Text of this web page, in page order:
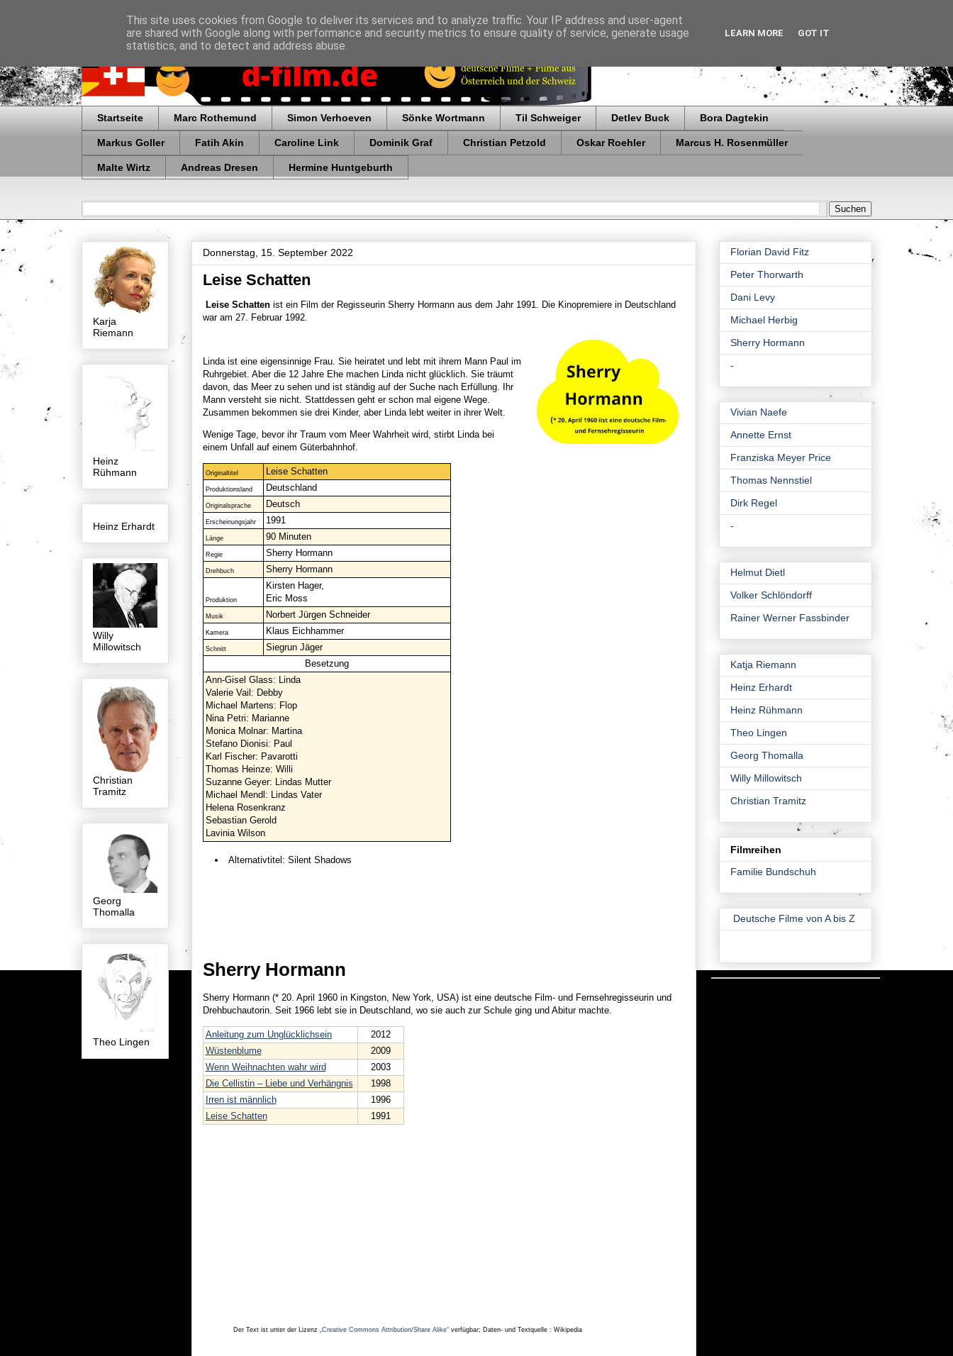
Startseite Marc Rothemund Simon Verhoeven Sönke Wortmann Til Schweiger Detlev Buck Bora Dagtekin
Markus Goller Fatih Akin Caroline Link Dominik Graf Christian Petzold Oskar Roehler Marcus H. Rosenmüller
Malte Wirtz Andreas Dresen Hermine Huntgeburth
Donnerstag, 15. September 2022
Leise Schatten
Leise Schattenist ein Film der Regisseurin Sherry Hormann aus dem Jahr 1991. Die Kinopremiere in Deutschland
war am 27. Februar 1992.
Linda ist eine eigensinnige Frau. Sie heiratet und lebt mit ihrem Mann Paul im
Ruhrgebiet. Aber die 12 Jahre Ehe machen Linda nicht glücklich. Sie träumt
davon, das Meer zu sehen und ist ständig auf der Suche nach Erfüllung. Ihr
Mann versteht sie nicht. Stattdessen geht er schon mal eigene Wege.
Zusammen bekommen sie drei Kinder, aber Linda lebt weiter in ihrer Welt.
Wenige Tage, bevor ihr Traum vom Meer Wahrheit wird, stirbt Linda bei
einem Unfall auf einem Güterbahnhof.
Originaltitel Leise Schatten
Produktionsland Deutschland
Originalsprache Deutsch
Erscheinungsjahr 1991
Länge 90 Minuten
Regie Sherry Hormann
Drehbuch Sherry Hormann
Produktion
Kirsten Hager,
Eric Moss
Musik Norbert Jürgen Schneider
Kamera Klaus Eichhammer
Schnitt
Siegrun Jäger
Besetzung
Ann-Gisel Glass: Linda
Valerie Vail: Debby
Michael Martens: Flop
Nina Petri: Marianne
Monica Molnar: Martina
Stefano Dionisi: Paul
Karl Fischer: Pavarotti
Thomas Heinze: Willi
Suzanne Geyer: Lindas Mutter
Michael Mendl: Lindas Vater
Helena Rosenkranz
Sebastian Gerold
Lavinia Wilson
Alternativtitel: Silent Shadows
Sherry Hormann
Sherry Hormann (* 20. April 1960 in Kingston, New York, USA) ist eine deutsche Film- und Fernsehregisseurin und
Drehbuchautorin. Seit 1966 lebt sie in Deutschland, wo sie auch zur Schule ging und Abitur machte.
Anleitung zum Unglücklichsein
2012
Wüstenblume
2009
Wenn Weihnachten wahr wird
2003
Die Cellistin – Liebe und Verhängnis
1998
Irren ist männlich
1996
Leise Schatten
1991
Der Text ist unter der Lizenz „Creative Commons Attribution/Share Alike“verfügbar; Daten- und Textquelle : Wikipedia
Karja
Riemann
Heinz
Rühmann
Heinz Erhardt
Willy
Millowitsch
Christian
Tramitz
Georg
Thomalla
Theo Lingen
Florian David Fitz
Peter Thorwarth
Dani Levy
Michael Herbig
Sherry Hormann
-
Vivian Naefe
Annette Ernst
Franziska Meyer Price
Thomas Nennstiel
Dirk Regel
-
Helmut Dietl
Volker Schlöndorff
Rainer Werner Fassbinder
Katja Riemann
Heinz Erhardt
Heinz Rühmann
Theo Lingen
Georg Thomalla
Willy Millowitsch
Christian Tramitz
Filmreihen
Familie Bundschuh
Deutsche Filme von A bis Z
This site uses cookies from Google to deliver its services and to analyze traffic. Your IP address and user-agent
are shared with Google along with performance and security metrics to ensure quality of service, generate usage
statistics, and to detect and address abuse.
LEARN MORE GOT IT